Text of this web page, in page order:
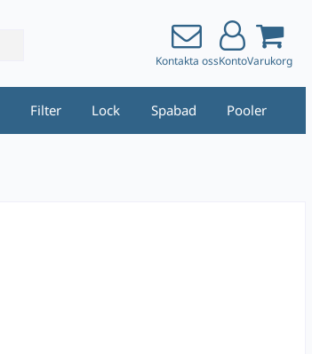
Kontakta ossKontoVarukorg
Filter Lock Spabad Pooler